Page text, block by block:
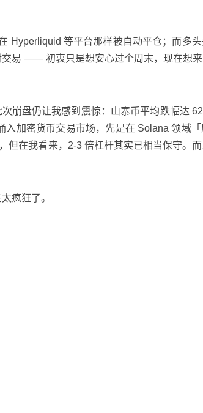
Hyperliquid 等平台那样被自动平仓；而多
易 —— 初衷只是想安心过个周末，现在想
崩盘仍让我感到震惊：山寨币平均跌幅达
加密货币交易市场，先是在 Solana 领域
在我看来，2-3 倍杠杆其实已相当保守。而
疯狂了。